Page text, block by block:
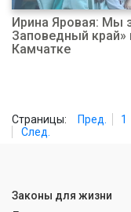
Ирина Яровая: Мы
Заповедный край»
Камчатке
Страницы: Пред. 1
След.
Законы для жизни